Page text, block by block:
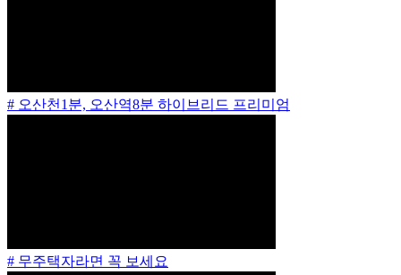
# 오산천1분, 오산역8분 하이브리드 프리미엄
# 무주택자라면 꼭 보세요